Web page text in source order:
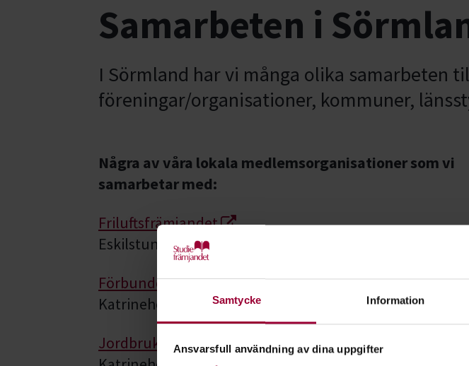
Samtycke Information
Ansvarsfull användning av dina uppgifter
Samarbeten i
I Sörmland har vi många olika samarbeten
föreningar/organisationer, kommuner,
Några av våra lokala medlemsorganisationer som vi
samarbetar med:
Friluftsfrämjandet
Eskilstuna, Flen, Nyköping, Oxelösund, Strängnäs
Förbundet Skog och Ungdom
Katrineholm
Jordbrukare-Ungdomens Förbund